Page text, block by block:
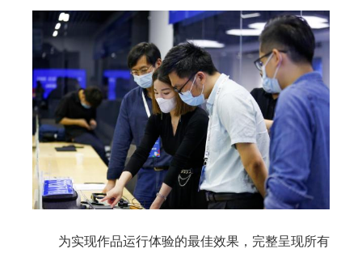
为实现作品运行体验的最佳效果，完整呈现所有